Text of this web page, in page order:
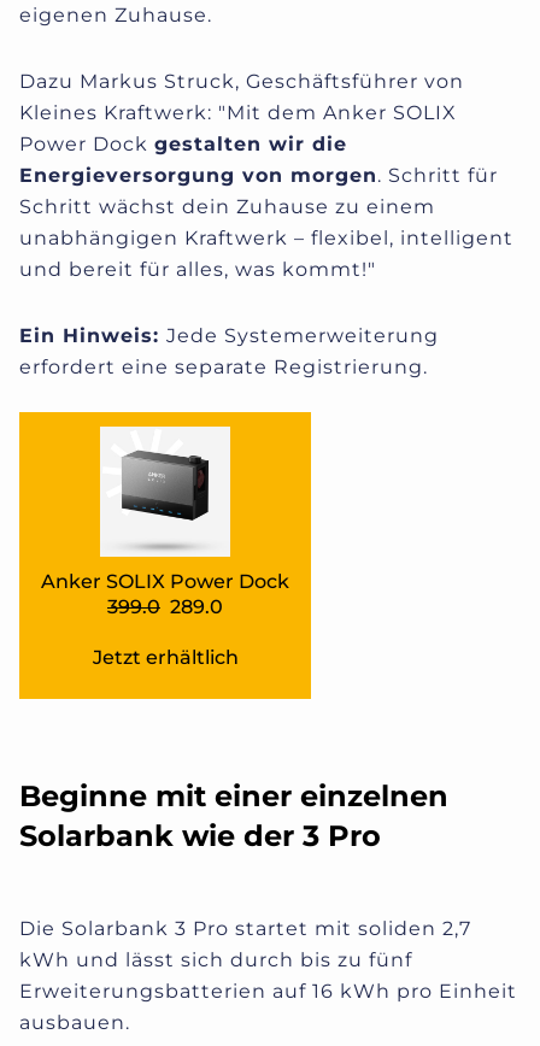
eigenen Zuhause.
Dazu Markus Struck, Geschäftsführer von
Kleines Kraftwerk: "Mit dem Anker SOLIX
Power Dock gestalten wir die
Energieversorgung von morgen. Schritt für
Schritt wächst dein Zuhause zu einem
unabhängigen Kraftwerk – flexibel, intelligent
und bereit für alles, was kommt!"
Ein Hinweis: Jede Systemerweiterung
erfordert eine separate Registrierung.
Anker SOLIX Power Dock
399.0 289.0
Jetzt erhältlich
Beginne mit einer einzelnen
Solarbank wie der 3 Pro
Die Solarbank 3 Pro startet mit soliden 2,7
kWh und lässt sich durch bis zu fünf
Erweiterungsbatterien auf 16 kWh pro Einheit
ausbauen.